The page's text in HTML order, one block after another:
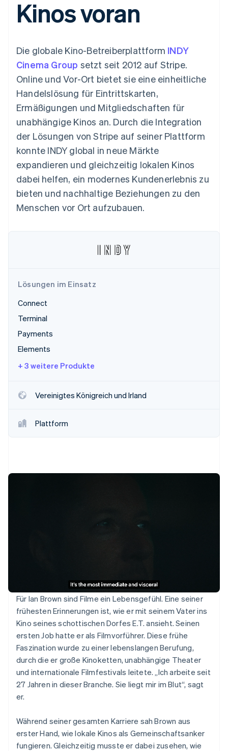
Zugriff auf mehr als
125
Authorization
Boost
Optimierung der
Autorisierungsraten
Beschleunigter
Bezahlvorgang
Financial
Connections
Verbundene
Finanzdaten
Datensynchronisierung
Product roadmap
Ausblick
Betrugsprävention
CO₂-Entnahme
Online-Identitätsprüfung
Stripe-Sessions 2026
Geldmanagement
Plattformen
SaaS
Nach Branche
KI-Unternehmen
Creator Economy
Gaming
Bewirtung, Reisen und
Freizeit
Versicherungen
Medien und
Unterhaltung
Gemeinnützige
Organisationen
Fachdienstleistungen
Öffentlicher Sektor
Einzelhandel
Partner
Marktplatz auf
Grundlagen der
Abonnementverwaltung
nutzungsbasierte
Abrechnung um
Stablecoin-gestützte
Karten ausgeben: So
geht´s
Bereitstellung und
Verwaltung von
Diensten mit Agenten
App-Integrationen
Code-Beispiele
Entwickler-Blog
API-Status
Produkt-Roadmap
Stripe Sessions
Stripe Press
Kontakt
Sales-Team
kontaktieren
Partner werden
Kinos voran
Die globale Kino-Betreiberplattform INDY
Cinema Group setzt seit 2012 auf Stripe.
Online und Vor-Ort bietet sie eine einheitliche
Handelslösung für Eintrittskarten,
Ermäßigungen und Mitgliedschaften für
unabhängige Kinos an. Durch die Integration
der Lösungen von Stripe auf seiner Plattform
konnte INDY global in neue Märkte
expandieren und gleichzeitig lokalen Kinos
dabei helfen, ein modernes Kundenerlebnis zu
bieten und nachhaltige Beziehungen zu den
Menschen vor Ort aufzubauen.
Lösungen im Einsatz
Connect
Terminal
Payments
Elements
+ 3 weitere Produkte
Vereinigtes Königreich und Irland
Plattform
Für Ian Brown sind Filme ein Lebensgefühl. Eine seiner
frühesten Erinnerungen ist, wie er mit seinem Vater ins
Kino seines schottischen Dorfes E.T. ansieht. Seinen
ersten Job hatte er als Filmvorführer. Diese frühe
Faszination wurde zu einer lebenslangen Berufung,
durch die er große Kinoketten, unabhängige Theater
und internationale Filmfestivals leitete. „Ich arbeite seit
27 Jahren in dieser Branche. Sie liegt mir im Blut“, sagt
er.
Während seiner gesamten Karriere sah Brown aus
erster Hand, wie lokale Kinos als Gemeinschaftsanker
fungieren. Gleichzeitig musste er dabei zusehen, wie